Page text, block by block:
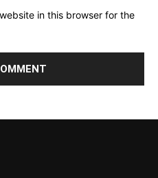
in this browser for the